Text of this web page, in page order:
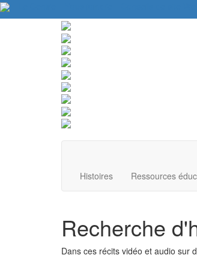
Histoires Ressources
Recherche
Dans ces récits vidéo et audio sur